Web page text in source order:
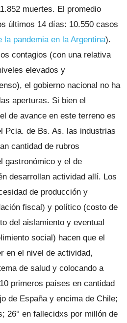
muertes. El promedio
últimos 14 días: 10.550 casos
la pandemia en la Argentina).
contagios (con una relativa
elevados y
el gobierno nacional no ha
aperturas. Si bien el
de avance en este terreno es
Pcia. de Bs. As. las industrias
cantidad de rubros
gastronómico y el de
desarrollan actividad allí. Los
de producción y
fiscal) y político (costo de
del aislamiento y eventual
social) hacen que el
en el nivel de actividad,
de salud y colocando a
primeros países en cantidad
de España y encima de Chile;
26° en fallecidxs por millón de